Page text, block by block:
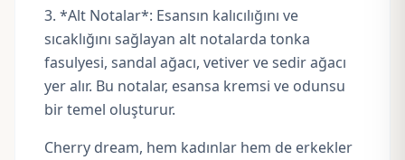
3. *Alt Notalar*: Esansın kalıcılığını ve
sıcaklığını sağlayan alt notalarda tonka
fasulyesi, sandal ağacı, vetiver ve sedir ağacı
yer alır. Bu notalar, esansa kremsi ve odunsu
bir temel oluşturur.
Cherry dream, hem kadınlar hem de erkekler